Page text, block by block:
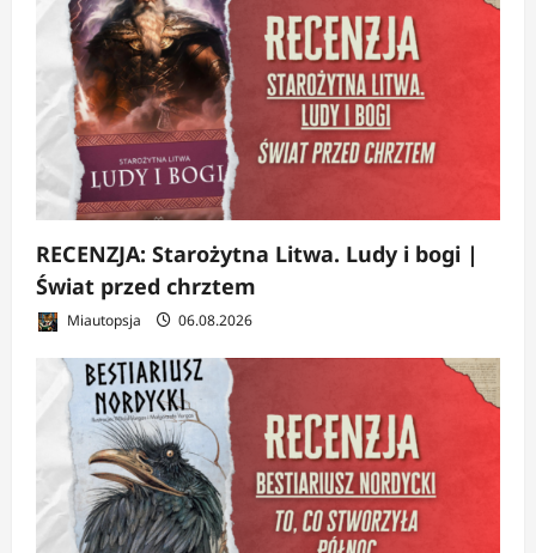
RECENZJA: Starożytna Litwa. Ludy i bogi |
Świat przed chrztem
Miautopsja 06.08.2026